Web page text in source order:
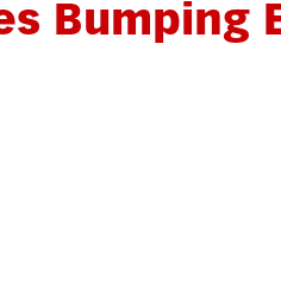
Bumping